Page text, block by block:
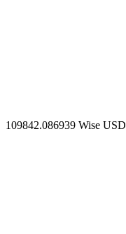
109842.086939 Wise USD